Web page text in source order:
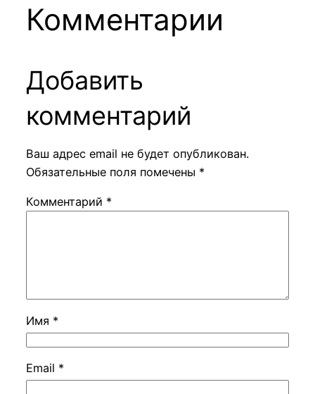
Комментарии
Добавить
комментарий
Ваш адрес email не будет опубликован.
Обязательные поля помечены *
Комментарий *
Имя *
Email *